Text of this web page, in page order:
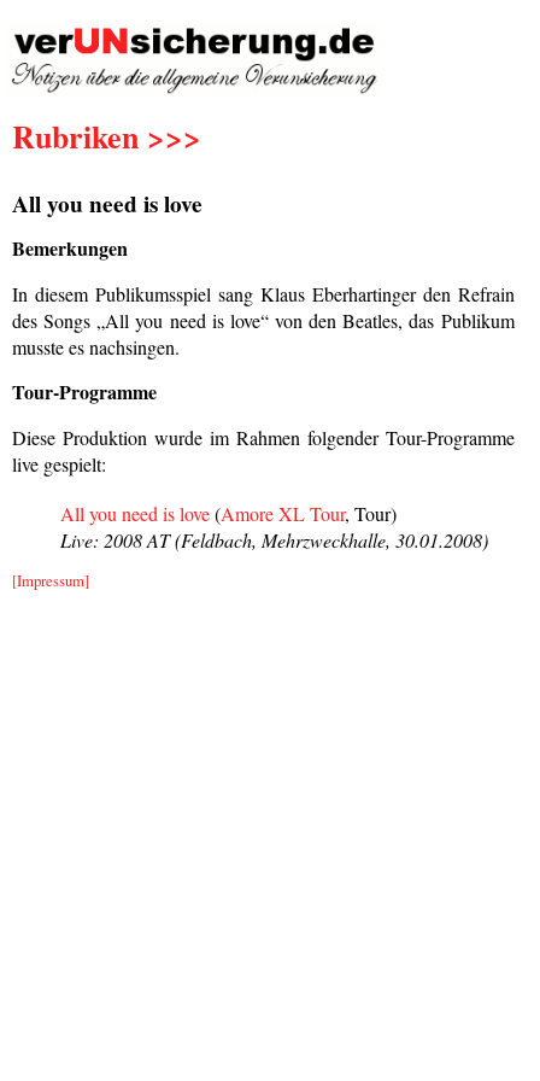
Rubriken >>>
All you need is love
Bemerkungen
In diesem Publikumsspiel sang Klaus Eberhartinger den Refrain
des Songs „All you need is love“ von den Beatles, das Publikum
musste es nachsingen.
Tour-Programme
Diese Produktion wurde im Rahmen folgender Tour-Programme
live gespielt:
All you need is love(Amore XL Tour, Tour)
Live: 2008 AT (Feldbach, Mehrzweckhalle, 30.01.2008)
[Impressum]